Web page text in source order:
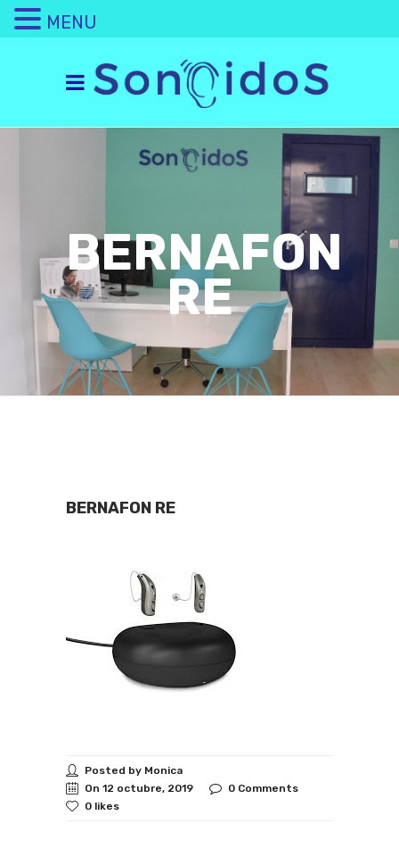
BERNAFON
RE
BERNAFON RE
Posted by Monica
On 12 octubre, 2019
0 Comments
0 likes
MENU